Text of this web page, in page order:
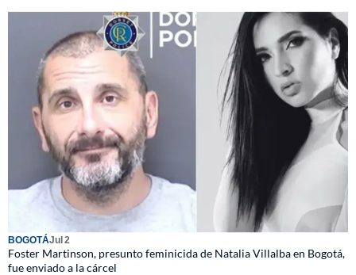
BOGOTÁJul 2
Foster Martinson, presunto feminicida de Natalia Villalba en Bogotá,
fue enviado a la cárcel